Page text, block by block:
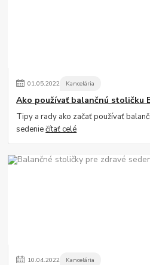
01.05.2022 Kancelária
Ako používať balančnú stoličku
Tipy a rady ako začať používať
sedeniečítať celé
10.04.2022 Kancelária